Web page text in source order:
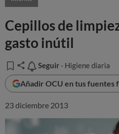
Cepillos de
gasto inútil
Seguir
Seguir - Higiene diaria
Añadir OCU en tus fuentes
23 diciembre 2013